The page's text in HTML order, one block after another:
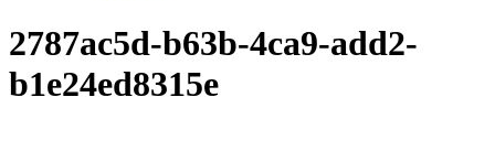
2787ac5d-b63b-4ca9-add2-
b1e24ed8315e